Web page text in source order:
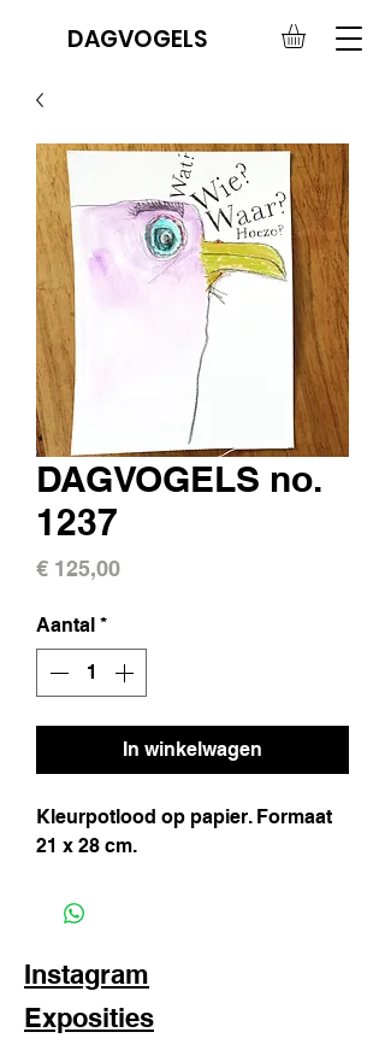
DAGVOGELS
DAGVOGELS no.
1237
€ 125,00Prijs
Aantal *
In winkelwagen
Kleurpotlood op papier. Formaat
21 x 28 cm.
Instagram
Exposities